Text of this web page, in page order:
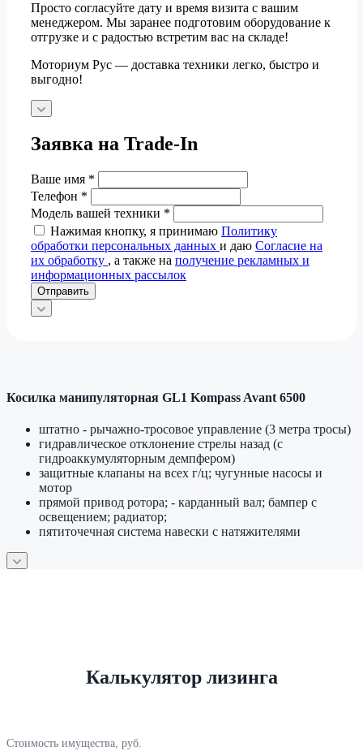
Просто согласуйте дату и время визита с вашим
менеджером. Мы заранее подготовим оборудование к
отгрузке и с радостью встретим вас на складе!
Моториум Рус — доставка техники легко, быстро и
выгодно!
Заявка на Trade-In
Ваше имя *
Телефон *
Модель вашей техники *
Нажимая кнопку, я принимаю Политику
обработки персональных данных и даю Согласие на
их обработку , а также на получение рекламных и
информационных рассылок
Отправить
Косилка манипуляторная GL1 Kompass Avant 6500
штатно - рычажно-тросовое управление (3 метра тросы)
гидравлическое отклонение стрелы назад (с
гидроаккумуляторным демпфером)
защитные клапаны на всех г/ц; чугунные насосы и
мотор
прямой привод ротора; - карданный вал; бампер с
освещением; радиатор;
пятиточечная система навески с натяжителями
Калькулятор лизинга
Стоимость имущества, руб.